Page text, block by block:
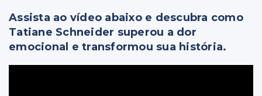
Assista ao vídeo abaixo e descubra como
Tatiane Schneider superou a dor
emocional e transformou sua história.